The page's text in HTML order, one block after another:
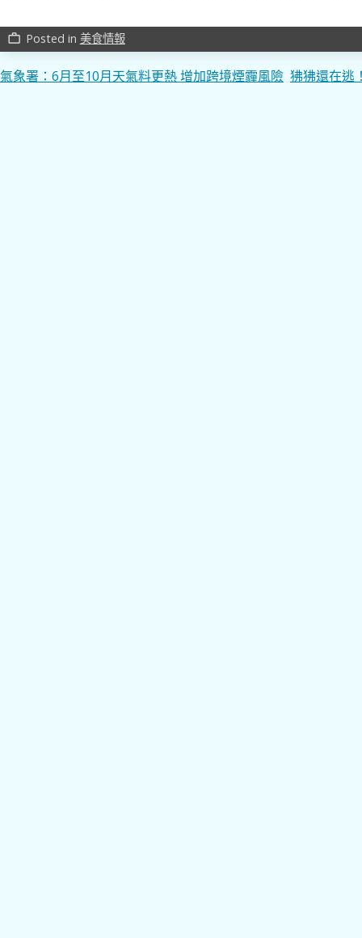
work_outline Posted in 美食情報
文
氣象署：6月至10月天氣料更熱 增加跨境煙霾風險 狒狒還在逃